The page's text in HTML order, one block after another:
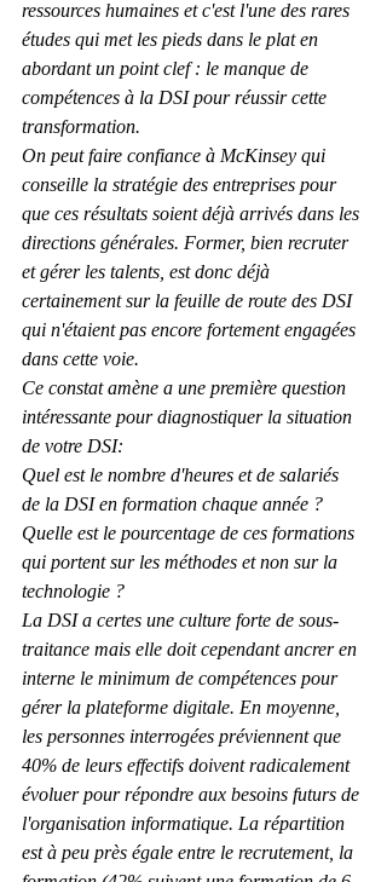
ressources humaines et c'est l'une des rares
études qui met les pieds dans le plat en
abordant un point clef : le manque de
compétences à la DSI pour réussir cette
transformation.
On peut faire confiance à McKinsey qui
conseille la stratégie des entreprises pour
que ces résultats soient déjà arrivés dans les
directions générales. Former, bien recruter
et gérer les talents, est donc déjà
certainement sur la feuille de route des DSI
qui n'étaient pas encore fortement engagées
dans cette voie.
Ce constat amène a une première question
intéressante pour diagnostiquer la situation
de votre DSI:
Quel est le nombre d'heures et de salariés
de la DSI en formation chaque année ?
Quelle est le pourcentage de ces formations
qui portent sur les méthodes et non sur la
technologie ?
La DSI a certes une culture forte de sous-
traitance mais elle doit cependant ancrer en
interne le minimum de compétences pour
gérer la plateforme digitale. En moyenne,
les personnes interrogées préviennent que
40% de leurs effectifs doivent radicalement
évoluer pour répondre aux besoins futurs de
l'organisation informatique. La répartition
est à peu près égale entre le recrutement, la